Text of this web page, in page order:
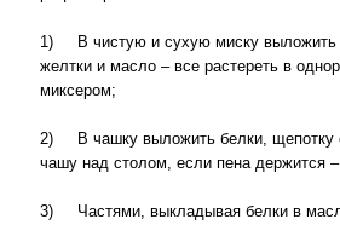
1) В чистую и сухую миску выложить
желтки и масло – все растереть в
миксером;
2) В чашку выложить белки, щепотку
чашу над столом, если пена держится
3) Частями, выкладывая белки в